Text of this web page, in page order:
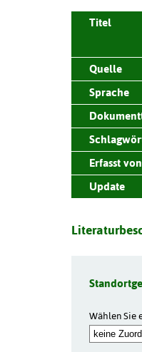
Titel
Quelle
Sprache
Erfasst von
Update
Wählen Sie